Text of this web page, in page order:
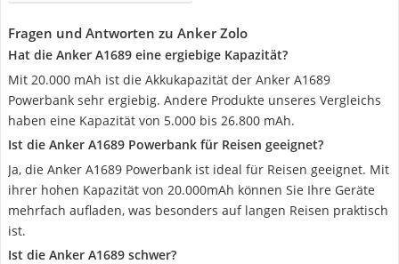
Fragen und Antworten zu Anker Zolo
Hat die Anker A1689 eine ergiebige Kapazität?
Mit 20.000 mAh ist die Akkukapazität der Anker A1689
Powerbank sehr ergiebig. Andere Produkte unseres Vergleichs
haben eine Kapazität von 5.000 bis 26.800 mAh.
Ist die Anker A1689 Powerbank für Reisen geeignet?
Ja, die Anker A1689 Powerbank ist ideal für Reisen geeignet. Mit
ihrer hohen Kapazität von 20.000mAh können Sie Ihre Geräte
mehrfach aufladen, was besonders auf langen Reisen praktisch
ist.
Ist die Anker A1689 schwer?